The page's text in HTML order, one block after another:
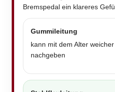
Bremspedal ein klareres
Gummileitung
kann mit dem Alter
nachgeben